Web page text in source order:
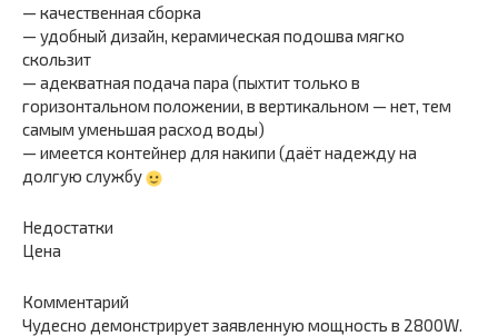
— качественная сборка
— удобный дизайн, керамическая подошва мягко
скользит
— адекватная подача пара (пыхтит только в
горизонтальном положении, в вертикальном — нет, тем
самым уменьшая расход воды)
— имеется контейнер для накипи (даёт надежду на
долгую службу
Недостатки
Цена
Комментарий
Чудесно демонстрирует заявленную мощность в 2800W.